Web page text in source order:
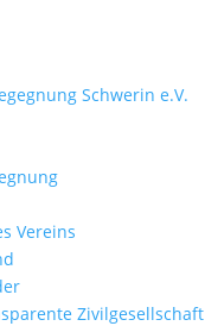
Vereins
Zivilgesellschaft